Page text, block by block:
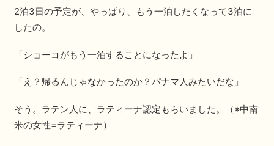
2泊3日の予定が、やっぱり、もう一泊したくなって3泊に
したの。
「ショーコがもう一泊することになったよ」
「え？帰るんじゃなかったのか？パナマ人みたいだな」
そう。ラテン人に、ラティーナ認定もらいました。（※中南
米の女性=ラティーナ）